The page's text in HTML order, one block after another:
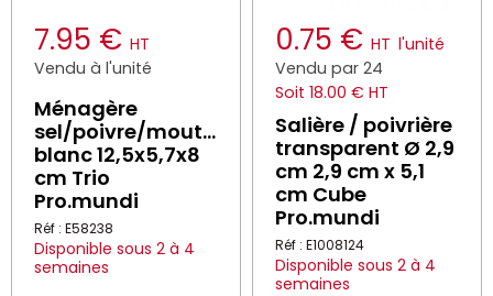
7.95 € HT
Vendu à l'unité
Ménagère
sel/poivre/moutarde
blanc 12,5x5,7x8
cm Trio
Pro.mundi
Réf : E58238
Disponible sous 2 à 4
semaines
0.75 € HT l'unité
Vendu par 24
Soit 18.00 € HT
Salière / poivrière
transparent Ø 2,9
cm 2,9 cm x 5,1
cm Cube
Pro.mundi
Réf : E1008124
Disponible sous 2 à 4
semaines